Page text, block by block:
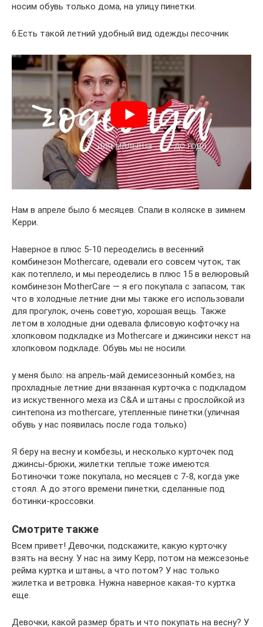
носим обувь только дома, на улицу пинетки.
6.Есть такой летний удобный вид одежды песочник
Нам в апреле было 6 месяцев. Спали в коляске в зимнем
Керри.
Наверное в плюс 5-10 переоделись в весенний
комбинезон Mothercare, одевали его совсем чуток, так
как потеплело, и мы переоделись в плюс 15 в велюровый
комбинезон MotherCare — я его покупала с запасом, так
что в холодные летние дни мы также его использовали
для прогулок, очень советую, хорошая вещь. Также
летом в холодные дни одевала флисовую кофточку на
хлопковом подкладке из Mothercare и джинсики некст на
хлопковом подкладе. Обувь мы не носили.
у меня было: на апрель-май демисезонный комбез, на
прохладные летние дни вязанная курточка с подкладом
из искуственного меха из С&А и штаны с прослойкой из
синтепона из mothercare, утепленные пинетки.(уличная
обувь у нас появилась после года только)
Я беру на весну и комбезы, и несколько курточек под
джинсы-брюки, жилетки теплые тоже имеются.
Ботиночки тоже покупала, но месяцев с 7-8, когда уже
стоял. А до этого времени пинетки, сделанные под
ботинки-кроссовки.
Смотрите также
Всем привет! Девочки, подскажите, какую курточку
взять на весну. У нас на зиму Керр, потом на межсезонье
рейма куртка и штаны, а что потом? У нас только
жилетка и ветровка. Нужна наверное какая-то куртка
еще.
Девочки, какой размер брать и что покупать на весну? У